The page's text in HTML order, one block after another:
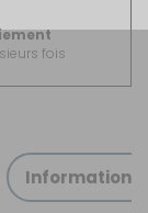
fois
Informations